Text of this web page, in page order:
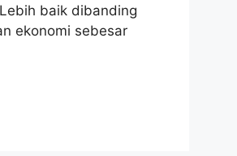
baik dibanding
ekonomi sebesar